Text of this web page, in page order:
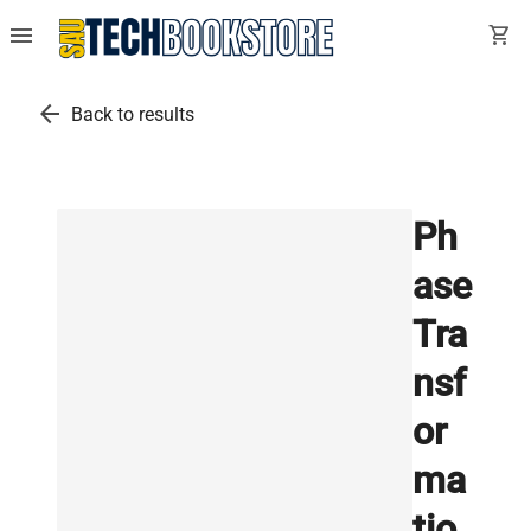
menu shopping_cart
arrow_back Back to results
Ph
ase
Tra
nsf
or
ma